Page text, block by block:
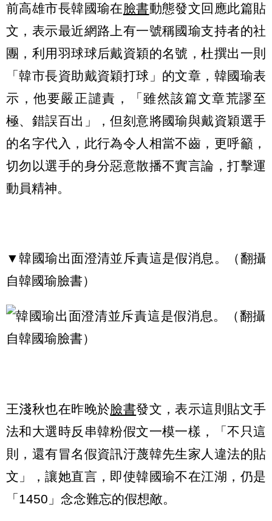
前高雄市長韓國瑜在臉書動態發文回應此篇貼
文，表示最近網路上有一號稱國瑜支持者的社
團，利用羽球球后戴資穎的名號，杜撰出一則
「韓市長資助戴資穎打球」的文章，韓國瑜表
示，他要嚴正譴責，「雖然該篇文章荒謬至
極、錯誤百出」，但刻意將國瑜與戴資穎選手
的名字代入，此行為令人相當不齒，更呼籲，
切勿以選手的身分惡意散播不實言論，打擊運
動員精神。
▼韓國瑜出面澄清並斥責這是假消息。（翻攝
自韓國瑜臉書）
王淺秋也在昨晚於臉書發文，表示這則貼文手
法和大選時反串韓粉假文一模一樣，「不只這
則，還有冒名假資訊汙蔑韓先生家人違法的貼
文」，讓她直言，即使韓國瑜不在江湖，仍是
「1450」念念難忘的假想敵。